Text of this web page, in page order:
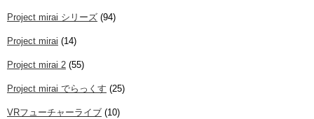
Project mirai シリーズ (94)
Project mirai (14)
Project mirai 2 (55)
Project mirai でらっくす (25)
VRフューチャーライブ (10)